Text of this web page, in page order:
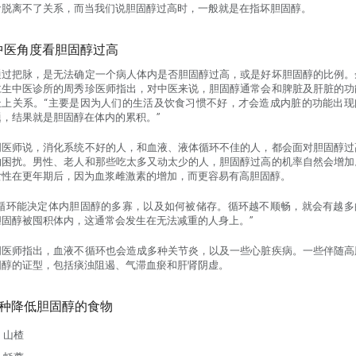
离不了关系，而当我们说胆固醇过高时，一般就是在指坏胆固醇。
医角度看胆固醇过高
把脉，是无法确定一个病人体内是否胆固醇过高，或是好坏胆固醇的比例
中医诊所的周秀珍医师指出，对中医来说，胆固醇通常会和脾脏及肝脏的
关系。“主要是因为人们的生活及饮食习惯不好，才会造成内脏的功能出现
结果就是胆固醇在体内的累积。”
师说，消化系统不好的人，和血液、液体循环不佳的人，都会面对胆固醇
扰。男性、老人和那些吃太多又动太少的人，胆固醇过高的机率自然会增加
在更年期后，因为血浆雌激素的增加，而更容易有高胆固醇。
环能决定体内胆固醇的多寡，以及如何被储存。循环越不顺畅，就会有越多
醇被囤积体内，这通常会发生在无法减重的人身上。”
师指出，血液不循环也会造成多种关节炎，以及一些心脏疾病。一些伴随
的证型，包括痰浊阻遏、气滞血瘀和肝肾阴虚。
降低胆固醇的食物
山楂